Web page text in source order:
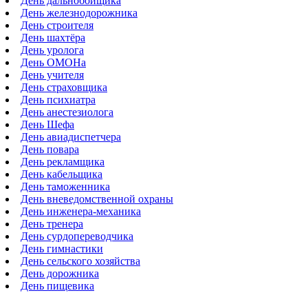
День железнодорожника
День строителя
День шахтёра
День уролога
День ОМОНа
День учителя
День страховщика
День психиатра
День анестезиолога
День Шефа
День авиадиспетчера
День повара
День рекламщика
День кабельщика
День таможенника
День вневедомственной охраны
День инженера-механика
День тренера
День сурдопереводчика
День гимнастики
День сельского хозяйства
День дорожника
День пищевика